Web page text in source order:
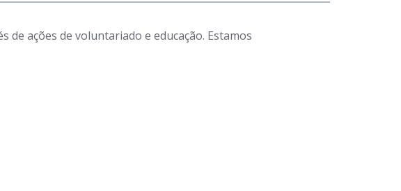
ações de voluntariado e educação. Estamos